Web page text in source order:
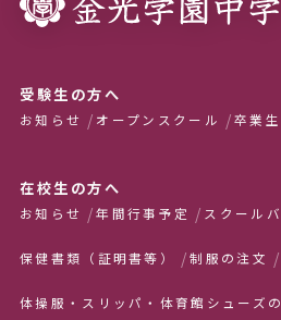
受験生の方へ
お知らせ オープンスクール 卒業
在校生の方へ
お知らせ 年間行事予定 スクール
保健書類（証明書等） 制服の注文
体操服・スリッパ・体育館シューズ